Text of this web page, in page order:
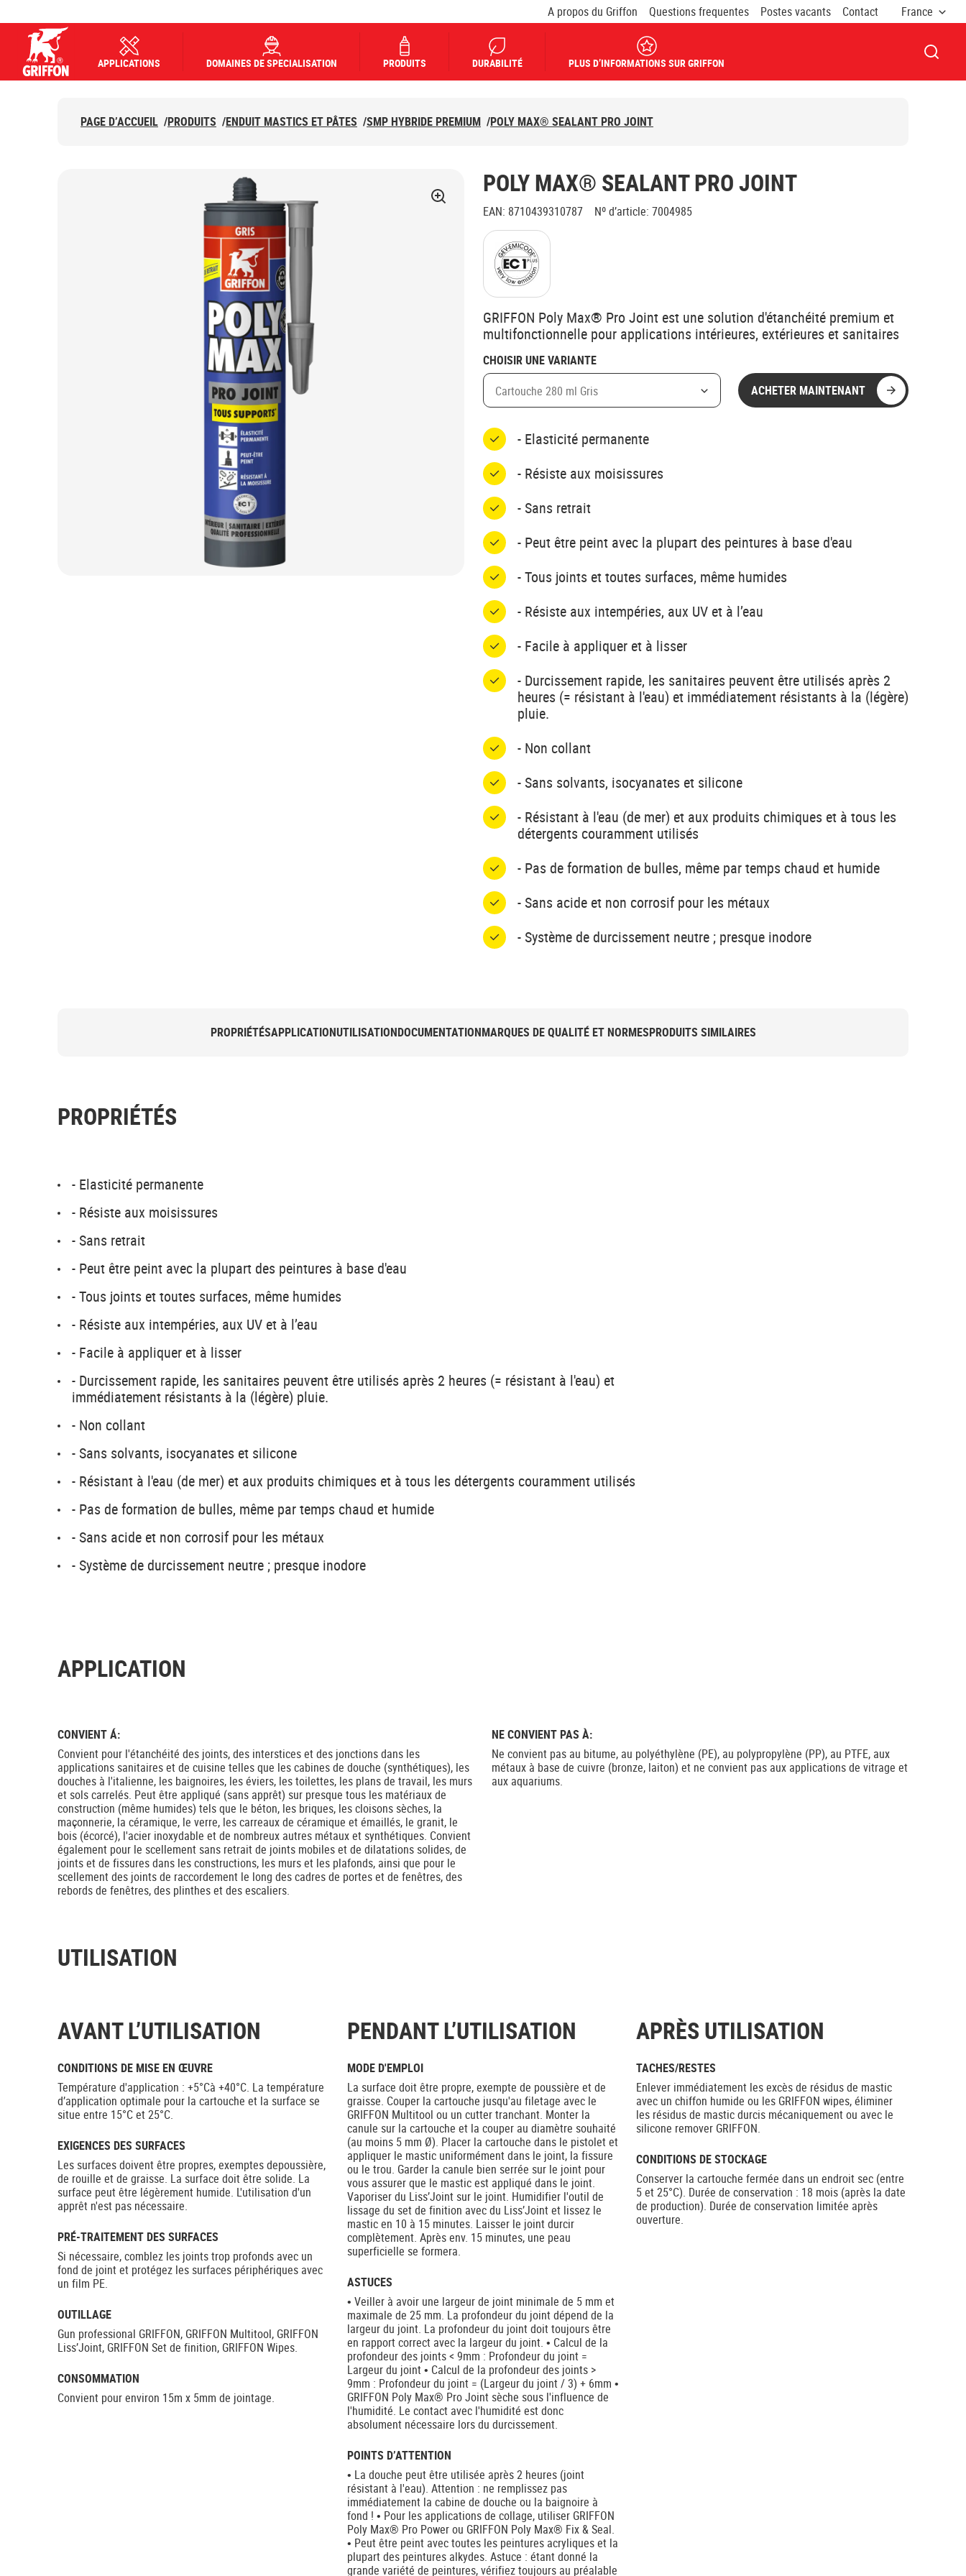
A propos du Griffon Questions frequentes Postes vacants Contact France
APPLICATIONS DOMAINES DE SPECIALISATION PRODUITS DURABILITÉ PLUS D’INFORMATIONS SUR GRIFFON
PAGE D’ACCUEIL /PRODUITS /ENDUIT MASTICS ET PÂTES /SMP HYBRIDE PREMIUM /POLY MAX® SEALANT PRO JOINT
POLY MAX® SEALANT PRO JOINT
EAN: 8710439310787 Nº d’article: 7004985
GRIFFON Poly Max® Pro Joint est une solution d'étanchéité premium et
multifonctionnelle pour applications intérieures, extérieures et sanitaires
CHOISIR UNE VARIANTE
Cartouche 280 ml Gris
ACHETER MAINTENANT
- Elasticité permanente
- Résiste aux moisissures
- Sans retrait
- Peut être peint avec la plupart des peintures à base d'eau
- Tous joints et toutes surfaces, même humides
- Résiste aux intempéries, aux UV et à l’eau
- Facile à appliquer et à lisser
- Durcissement rapide, les sanitaires peuvent être utilisés après 2
heures (= résistant à l'eau) et immédiatement résistants à la (légère)
pluie.
- Non collant
- Sans solvants, isocyanates et silicone
- Résistant à l'eau (de mer) et aux produits chimiques et à tous les
détergents couramment utilisés
- Pas de formation de bulles, même par temps chaud et humide
- Sans acide et non corrosif pour les métaux
- Système de durcissement neutre ; presque inodore
PROPRIÉTÉSAPPLICATIONUTILISATIONDOCUMENTATIONMARQUES DE QUALITÉ ET NORMESPRODUITS SIMILAIRES
PROPRIÉTÉS
- Elasticité permanente
- Résiste aux moisissures
- Sans retrait
- Peut être peint avec la plupart des peintures à base d'eau
- Tous joints et toutes surfaces, même humides
- Résiste aux intempéries, aux UV et à l’eau
- Facile à appliquer et à lisser
- Durcissement rapide, les sanitaires peuvent être utilisés après 2 heures (= résistant à l'eau) et
immédiatement résistants à la (légère) pluie.
- Non collant
- Sans solvants, isocyanates et silicone
- Résistant à l'eau (de mer) et aux produits chimiques et à tous les détergents couramment utilisés
- Pas de formation de bulles, même par temps chaud et humide
- Sans acide et non corrosif pour les métaux
- Système de durcissement neutre ; presque inodore
APPLICATION
CONVIENT Á:
Convient pour l'étanchéité des joints, des interstices et des jonctions dans les
applications sanitaires et de cuisine telles que les cabines de douche (synthétiques), les
douches à l'italienne, les baignoires, les éviers, les toilettes, les plans de travail, les murs
et sols carrelés. Peut être appliqué (sans apprêt) sur presque tous les matériaux de
construction (même humides) tels que le béton, les briques, les cloisons sèches, la
maçonnerie, la céramique, le verre, les carreaux de céramique et émaillés, le granit, le
bois (écorcé), l'acier inoxydable et de nombreux autres métaux et synthétiques. Convient
également pour le scellement sans retrait de joints mobiles et de dilatations solides, de
joints et de fissures dans les constructions, les murs et les plafonds, ainsi que pour le
scellement des joints de raccordement le long des cadres de portes et de fenêtres, des
rebords de fenêtres, des plinthes et des escaliers.
NE CONVIENT PAS À:
Ne convient pas au bitume, au polyéthylène (PE), au polypropylène (PP), au PTFE, aux
métaux à base de cuivre (bronze, laiton) et ne convient pas aux applications de vitrage et
aux aquariums.
UTILISATION
AVANT L’UTILISATION
CONDITIONS DE MISE EN ŒUVRE
Température d'application : +5°Cà +40°C. La température
d’application optimale pour la cartouche et la surface se
situe entre 15°C et 25°C.
EXIGENCES DES SURFACES
Les surfaces doivent être propres, exemptes depoussière,
de rouille et de graisse. La surface doit être solide. La
surface peut être légèrement humide. L'utilisation d'un
apprêt n'est pas nécessaire.
PRÉ-TRAITEMENT DES SURFACES
Si nécessaire, comblez les joints trop profonds avec un
fond de joint et protégez les surfaces périphériques avec
un film PE.
OUTILLAGE
Gun professional GRIFFON, GRIFFON Multitool, GRIFFON
Liss’Joint, GRIFFON Set de finition, GRIFFON Wipes.
CONSOMMATION
Convient pour environ 15m x 5mm de jointage.
PENDANT L’UTILISATION
MODE D'EMPLOI
La surface doit être propre, exempte de poussière et de
graisse. Couper la cartouche jusqu'au filetage avec le
GRIFFON Multitool ou un cutter tranchant. Monter la
canule sur la cartouche et la couper au diamètre souhaité
(au moins 5 mm Ø). Placer la cartouche dans le pistolet et
appliquer le mastic uniformément dans le joint, la fissure
ou le trou. Garder la canule bien serrée sur le joint pour
vous assurer que le mastic est appliqué dans le joint.
Vaporiser du Liss’Joint sur le joint. Humidifier l'outil de
lissage du set de finition avec du Liss’Joint et lissez le
mastic en 10 à 15 minutes. Laisser le joint durcir
complètement. Après env. 15 minutes, une peau
superficielle se formera.
ASTUCES
• Veiller à avoir une largeur de joint minimale de 5 mm et
maximale de 25 mm. La profondeur du joint dépend de la
largeur du joint. La profondeur du joint doit toujours être
en rapport correct avec la largeur du joint. • Calcul de la
profondeur des joints < 9mm : Profondeur du joint =
Largeur du joint • Calcul de la profondeur des joints >
9mm : Profondeur du joint = (Largeur du joint / 3) + 6mm •
GRIFFON Poly Max® Pro Joint sèche sous l'influence de
l'humidité. Le contact avec l'humidité est donc
absolument nécessaire lors du durcissement.
POINTS D’ATTENTION
• La douche peut être utilisée après 2 heures (joint
résistant à l'eau). Attention : ne remplissez pas
immédiatement la cabine de douche ou la baignoire à
fond ! • Pour les applications de collage, utiliser GRIFFON
Poly Max® Pro Power ou GRIFFON Poly Max® Fix & Seal.
• Peut être peint avec toutes les peintures acryliques et la
plupart des peintures alkydes. Astuce : étant donné la
grande variété de peintures, vérifiez toujours au préalable
APRÈS UTILISATION
TACHES/RESTES
Enlever immédiatement les excès de résidus de mastic
avec un chiffon humide ou les GRIFFON wipes, éliminer
les résidus de mastic durcis mécaniquement ou avec le
silicone remover GRIFFON.
CONDITIONS DE STOCKAGE
Conserver la cartouche fermée dans un endroit sec (entre
5 et 25°C). Durée de conservation : 18 mois (après la date
de production). Durée de conservation limitée après
ouverture.